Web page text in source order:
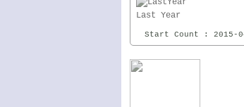
Last Year
Start Count : 2015-